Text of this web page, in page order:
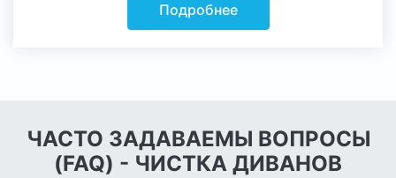
Подробнее
ЧАСТО ЗАДАВАЕМЫ ВОПРОСЫ
(FAQ) - ЧИСТКА ДИВАНОВ